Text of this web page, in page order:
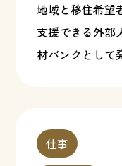
地域と移住希望
支援できる外部
材バンクとして
仕事